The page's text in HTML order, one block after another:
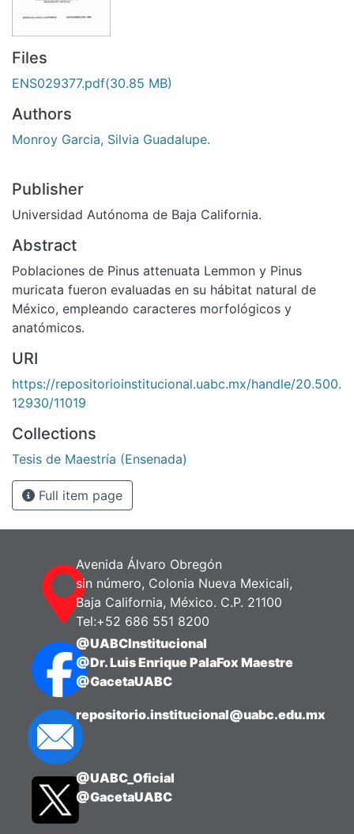
Files
ENS029377.pdf(30.85 MB)
Authors
Monroy Garcia, Silvia Guadalupe.
Publisher
Universidad Autónoma de Baja California.
Abstract
Poblaciones de Pinus attenuata Lemmon y Pinus
muricata fueron evaluadas en su hábitat natural de
México, empleando caracteres morfológicos y
anatómicos.
URI
https://repositorioinstitucional.uabc.mx/handle/20.500.
12930/11019
Collections
Tesis de Maestría (Ensenada)
Full item page
Avenida Álvaro Obregón
sin número, Colonia Nueva Mexicali,
Baja California, México. C.P. 21100
Tel:+52 686 551 8200
@UABCInstitucional
@Dr. Luis Enrique PalaFox Maestre
@GacetaUABC
repositorio.institucional@uabc.edu.mx
@UABC_Oficial
@GacetaUABC